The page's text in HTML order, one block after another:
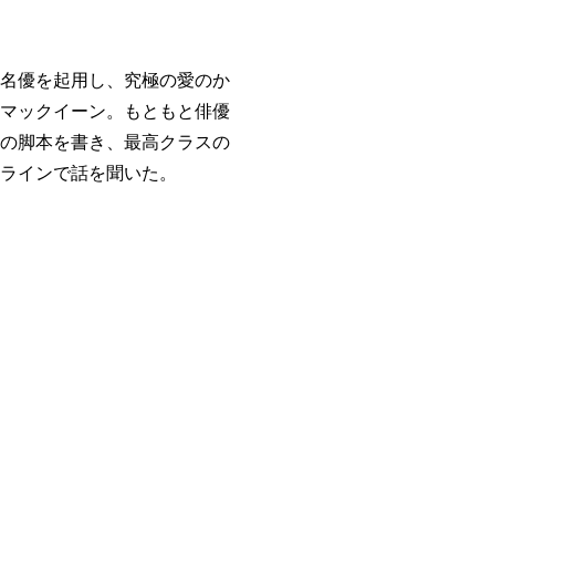
優を起用し、究極の愛のか
ックイーン。もともと俳優
脚本を書き、最高クラスの
インで話を聞いた。